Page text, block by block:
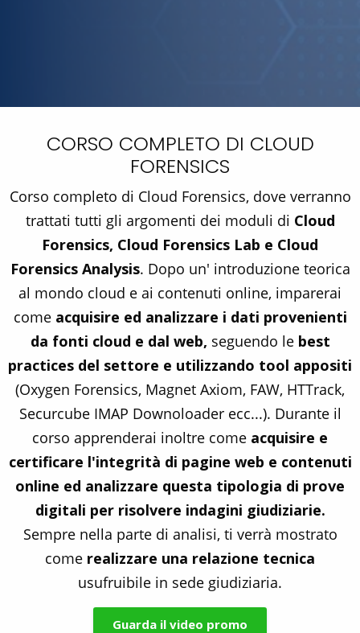
CORSO COMPLETO DI CLOUD
FORENSICS
Corso completo di Cloud Forensics, dove verranno
trattati tutti gli argomenti dei moduli di Cloud
Forensics, Cloud Forensics Lab e Cloud
Forensics Analysis. Dopo un' introduzione teorica
al mondo cloud e ai contenuti online, imparerai
come acquisire ed analizzare i dati provenienti
da fonti cloud e dal web, seguendo le best
practices del settore e utilizzando tool appositi
(Oxygen Forensics, Magnet Axiom, FAW, HTTrack,
Securcube IMAP Downoloader ecc...). Durante il
corso apprenderai inoltre come acquisire e
certificare l'integrità di pagine web e contenuti
online ed analizzare questa tipologia di prove
digitali per risolvere indagini giudiziarie.
Sempre nella parte di analisi, ti verrà mostrato
come realizzare una relazione tecnica
usufruibile in sede giudiziaria.
Guarda il video promo